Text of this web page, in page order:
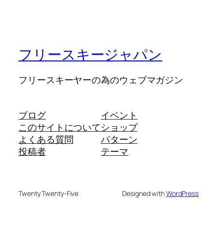
フリースキージャパン
フリースキーヤーの為のウェブマガジン
ブログ
このサイトについて
よくある質問
投稿者
イベント
ショップ
パターン
テーマ
Twenty Twenty-Five Designed withWordPress